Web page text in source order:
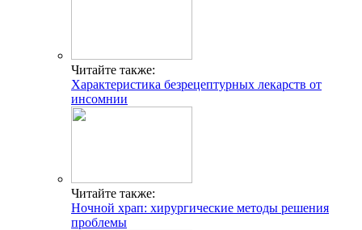
Читайте также:
Характеристика безрецептурных лекарств от
инсомнии
Читайте также:
Ночной храп: хирургические методы решения
проблемы